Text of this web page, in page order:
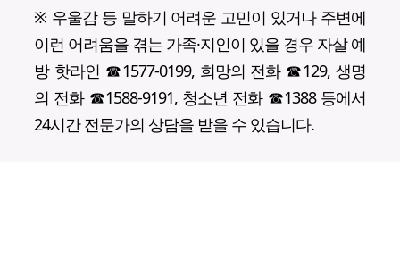
※ 우울감 등 말하기 어려운 고민이 있거나 주변에
이런 어려움을 겪는 가족·지인이 있을 경우 자살 예
방 핫라인 ☎1577-0199, 희망의 전화 ☎129, 생명
의 전화 ☎1588-9191, 청소년 전화 ☎1388 등에서
24시간 전문가의 상담을 받을 수 있습니다.